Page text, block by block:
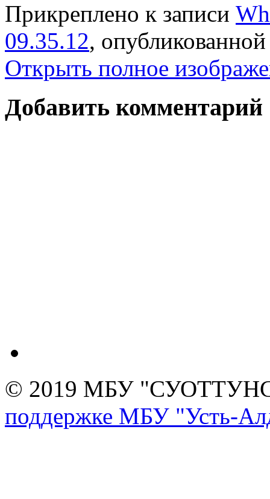
Прикреплено к записи
09.35.12,
Открыть полное
Добавить комментарий
© 2019 МБУ
поддержке МБУ "Усть-